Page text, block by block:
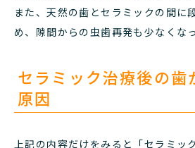
また、天然の歯とセラミックの間に
め、隙間からの虫歯再発も少なくな
セラミック治療後の歯
原因
上記の内容だけをみると「セラミッ